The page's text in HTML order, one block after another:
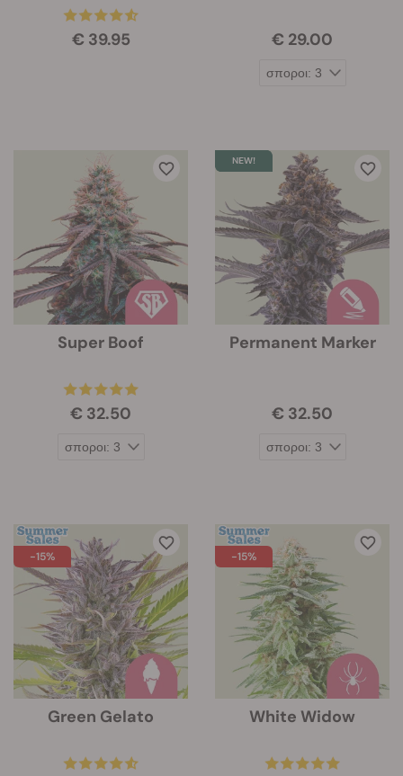
€ 39.95 € 29.00
Super Boof
€ 32.50
Permanent Marker
€ 32.50
-15%
Green Gelato
-15%
White Widow